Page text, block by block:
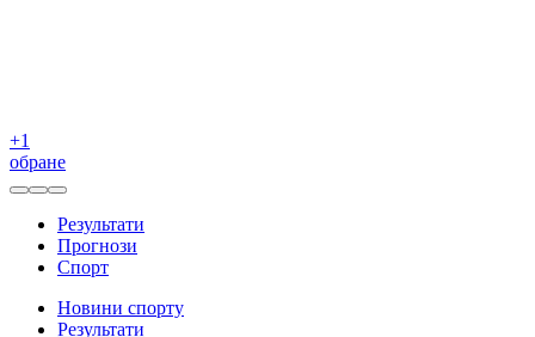
+1
обране
Результати
Прогнози
Спорт
Новини спорту
Результати